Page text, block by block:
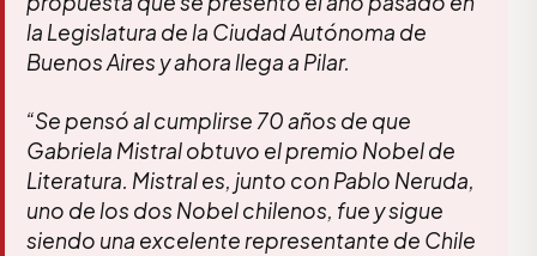
la Legislatura de la Ciudad Autónoma de
Buenos Aires y ahora llega a Pilar.
“Se pensó al cumplirse 70 años de que
Gabriela Mistral obtuvo el premio Nobel de
Literatura. Mistral es, junto con Pablo Neruda,
uno de los dos Nobel chilenos, fue y sigue
siendo una excelente representante de Chile